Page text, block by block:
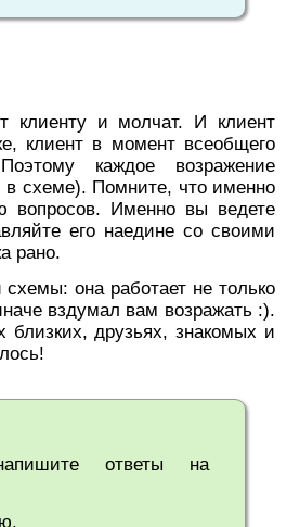
клиенту и молчат. И клиент
клиент в момент всеобщего
каждое возражение
схеме). Помните, что именно
вопросов. Именно вы ведете
его наедине со своими
рано.
она работает не только
вздумал вам возражать :).
близких, друзьях, знакомых и
ответы на